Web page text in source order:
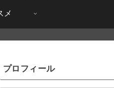
メ
プロフィール